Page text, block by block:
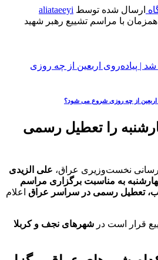
ارسال شده توسط aliataeeyi
را تعطیل رسمی
نخست‌وزیری عراق، علی الزیدی
به مناسبت برگزاری مراسم
تعطیل رسمی در سراسر عراق اعلام
قرار است در شهرهای نجف و کربلا